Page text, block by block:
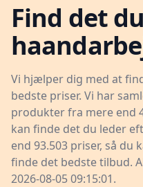
Find det
Vi hjælper dig med at
bedste priser. Vi har
produkter fra mere end
kan finde det du leder
end 93.503 priser, så du
finde det bedste tilbud.
2026-08-05 09:15:01.